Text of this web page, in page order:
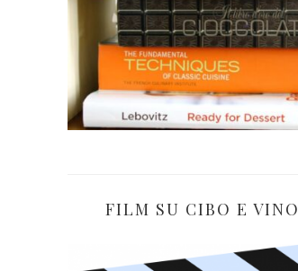
FILM SU CIBO E VINO